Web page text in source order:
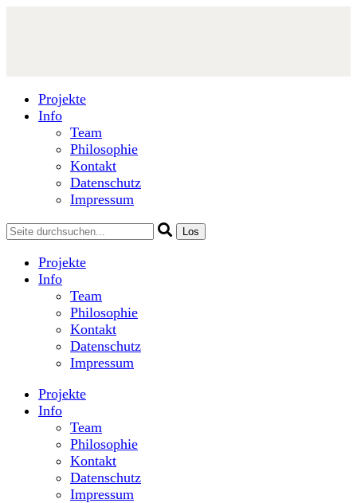
Projekte
Info
Team
Philosophie
Kontakt
Datenschutz
Impressum
Projekte
Info
Team
Philosophie
Kontakt
Datenschutz
Impressum
Projekte
Info
Team
Philosophie
Kontakt
Datenschutz
Impressum